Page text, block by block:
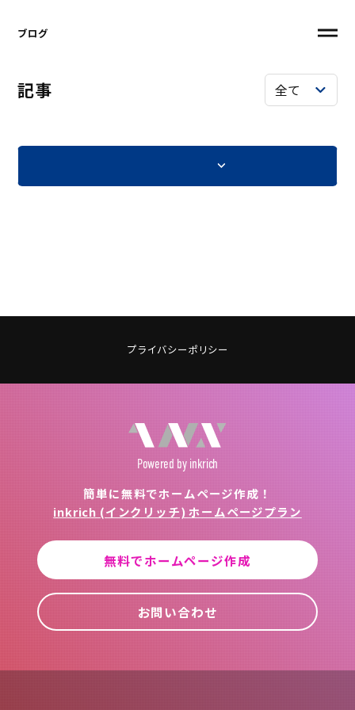
ブログ
記事
プライバシーポリシー
Powered by inkrich
簡単に無料でホームページ作成！
inkrich (インクリッチ) ホームページプラン
無料でホームページ作成
お問い合わせ